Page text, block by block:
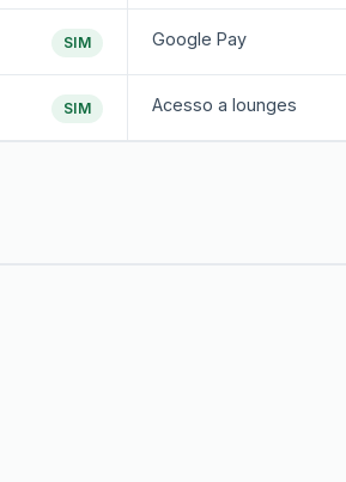
SIM Google Pay
SIM Acesso a lounges